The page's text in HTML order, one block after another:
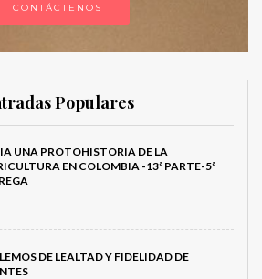
CONTÁCTENOS
Populares
UNA PROTOHISTORIA DE LA
EN COLOMBIA -13ª PARTE-5ª
DE LEALTAD Y FIDELIDAD DE